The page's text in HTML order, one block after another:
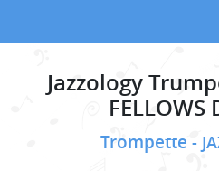
Jazzology
FELLOWS
Trompette